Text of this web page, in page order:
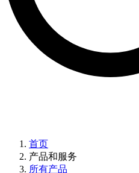
首页
产品和服务
所有产品